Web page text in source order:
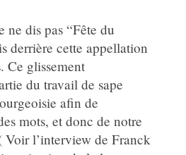
ne dis pas “Fête du
derrière cette appellation
Ce glissement
du travail de sape
afin de
mots, et donc de notre
Voir l’interview de Franck